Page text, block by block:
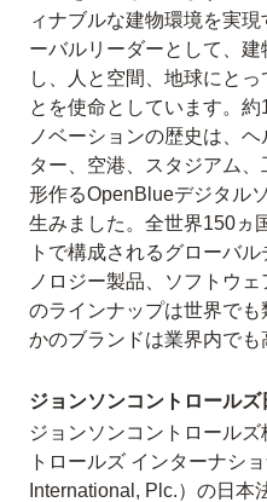
ィナブルな建物環境を実
ーバルリーダーとして、
し、人と空間、地球にと
とを使命としています。
ノベーションの歴史は、
ター、空港、スタジアム
形作るOpenBlueデジタル
生みました。全世界150ヵ
トで構成されるグローバ
ノロジー製品、ソフトウ
のラインナップは世界で
かのブランドは業界内でも
ジョンソンコントロール
ジョンソンコントロール
トロールズ インターナシ
International, Plc.）の日本